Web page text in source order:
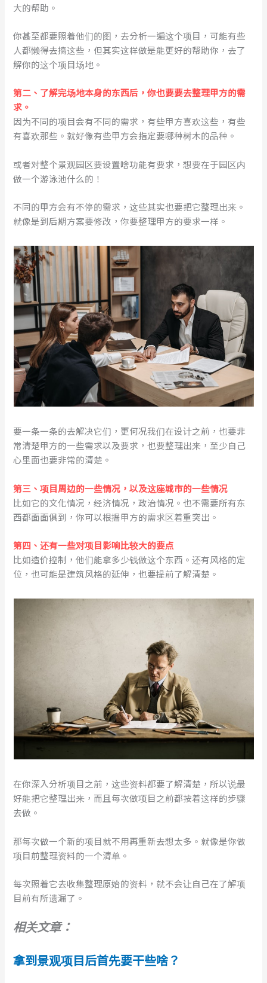
大的帮助。
你甚至都要照着他们的图，去分析一遍这个项目，可能有些
人都懒得去搞这些，但其实这样做是能更好的帮助你，去了
解你的这个项目场地。
第二、了解完场地本身的东西后，你也要要去整理甲方的需
求。
因为不同的项目会有不同的需求，有些甲方喜欢这些，有些
有喜欢那些。就好像有些甲方会指定要哪种树木的品种。
或者对整个景观园区要设置啥功能有要求，想要在于园区内
做一个游泳池什么的！
不同的甲方会有不停的需求，这些其实也要把它整理出来。
就像是到后期方案要修改，你要整理甲方的要求一样。
要一条一条的去解决它们，更何况我们在设计之前，也要非
常清楚甲方的一些需求以及要求，也要整理出来，至少自己
心里面也要非常的清楚。
第三、项目周边的一些情况，以及这座城市的一些情况
比如它的文化情况，经济情况，政治情况。也不需要所有东
西都面面俱到，你可以根据甲方的需求区着重突出。
第四、还有一些对项目影响比较大的要点
比如造价控制，他们能拿多少钱做这个东西。还有风格的定
位，也可能是建筑风格的延伸，也要提前了解清楚。
在你深入分析项目之前，这些资料都要了解清楚，所以说最
好能把它整理出来，而且每次做项目之前都按着这样的步骤
去做。
那每次做一个新的项目就不用再重新去想太多。就像是你做
项目前整理资料的一个清单。
每次照着它去收集整理原始的资料，就不会让自己在了解项
目前有所遗漏了。
相关文章：
拿到景观项目后首先要干些啥？